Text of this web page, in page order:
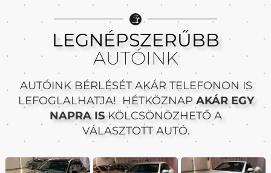
LEGNÉPSZERŰBB
AUTÓINK
AUTÓINK BÉRLÉSÉT AKÁR TELEFONON IS
LEFOGLALHATJA! HÉTKÖZNAP AKÁR EGY
NAPRA ISKÖLCSÖNÖZHETŐ A
VÁLASZTOTT AUTÓ.